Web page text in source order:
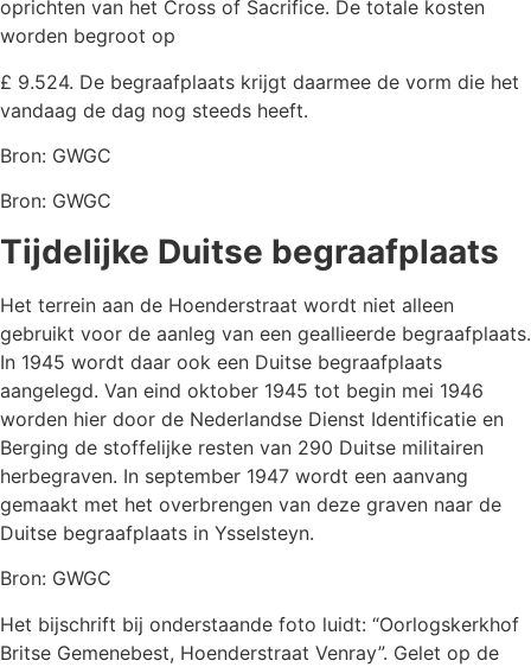
oprichten van het Cross of Sacrifice. De totale kosten
worden begroot op
£ 9.524. De begraafplaats krijgt daarmee de vorm die het
vandaag de dag nog steeds heeft.
Bron: GWGC
Bron: GWGC
Tijdelijke Duitse begraafplaats
Het terrein aan de Hoenderstraat wordt niet alleen
gebruikt voor de aanleg van een geallieerde begraafplaats.
In 1945 wordt daar ook een Duitse begraafplaats
aangelegd. Van eind oktober 1945 tot begin mei 1946
worden hier door de Nederlandse Dienst Identificatie en
Berging de stoffelijke resten van 290 Duitse militairen
herbegraven. In september 1947 wordt een aanvang
gemaakt met het overbrengen van deze graven naar de
Duitse begraafplaats in Ysselsteyn.
Bron: GWGC
Het bijschrift bij onderstaande foto luidt: “Oorlogskerkhof
Britse Gemenebest, Hoenderstraat Venray”. Gelet op de